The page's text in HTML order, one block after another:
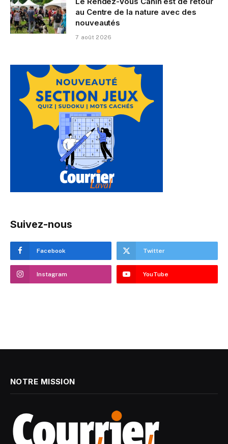
au Centre de la nature avec des
nouveautés
7 août 2026
Suivez-nous
Facebook Twitter
Instagram YouTube
NOTRE MISSION